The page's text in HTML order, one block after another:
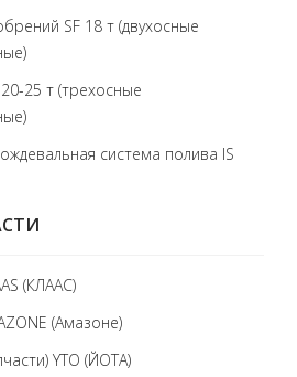
SF 18 т (двухосные
25 т (трехосные
система полива IS
(КЛААС)
(Амазоне)
YTO (ЙОТА)